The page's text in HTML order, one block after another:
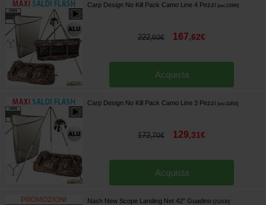
Carp Design No Kill Pack Camo Line 4 Pezzi [esc10996]
222,60€ 167,62€
Acquista
Carp Design No Kill Pack Camo Line 3 Pezzi [esc11854]
172,70€ 129,31€
Acquista
Nash New Scope Landing Net 42" Guadino 212630]